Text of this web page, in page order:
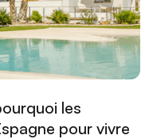
les
pour vivre